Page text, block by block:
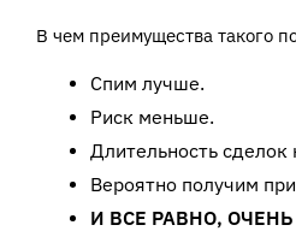
В чем преимущества такого
Спим лучше.
Риск меньше.
Длительность сделок
Вероятно получим
И ВСЕ РАВНО,